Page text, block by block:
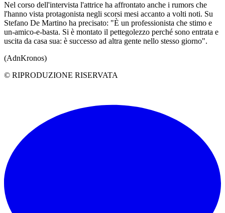
Nel corso dell'intervista l'attrice ha affrontato anche i rumors che
l'hanno vista protagonista negli scorsi mesi accanto a volti noti. Su
Stefano De Martino ha precisato: "È un professionista che stimo e
un-amico-e-basta. Si è montato il pettegolezzo perché sono entrata e
uscita da casa sua: è successo ad altra gente nello stesso giorno".
(AdnKronos)
© RIPRODUZIONE RISERVATA